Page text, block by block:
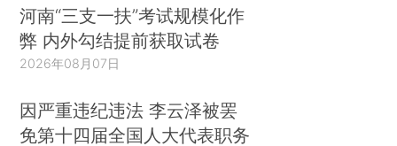
河南“三支一扶”考试规模化作
弊 内外勾结提前获取试卷
2026年08月07日
因严重违纪违法 李云泽被罢
免第十四届全国人大代表职务